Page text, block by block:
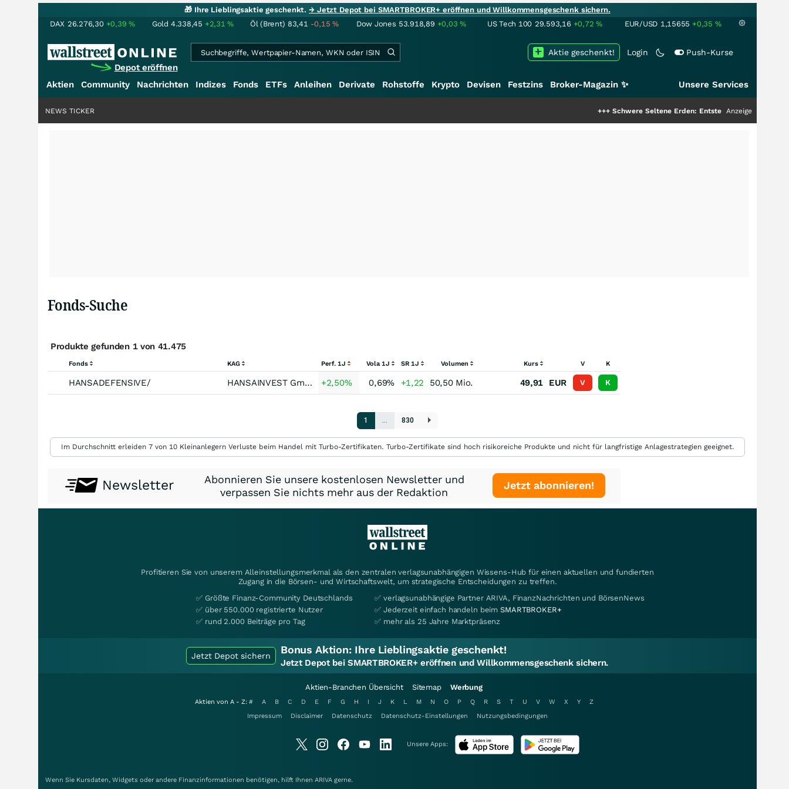
🎁 Ihre Lieblingsaktie geschenkt.→ Jetzt Depot bei SMARTBROKER+ eröffnen und Willkommensgeschenk sichern.
DAX 26.276,30 +0,39% Gold 4.338,45 +2,31% Öl (Brent) 83,41 -0,15% Dow Jones 53.918,89 +0,03% US Tech 100 29.593,16 +0,72% EUR/USD 1,15655 +0,35 %
Depot eröffnen
Login Push-Kurse
Aktie geschenkt!
Aktien Community Nachrichten Indizes Fonds ETFs Anleihen Derivate Rohstoffe Krypto Devisen Festzins Broker-Magazin ✨ Unsere Services
+++Schwere Seltene Erden: Entsteht hier die nächste
Anzeige
NEWS TICKER
Fonds-Suche
Produkte gefunden 1 von 41.475
Fonds KAG Perf. 1J Vola 1J SR 1J Volumen Kurs V K
HANSADEFENSIVE/ HANSAINVEST GmbH +2,50% 0,69% +1,22 50,50 Mio. 49,91 EUR V K
1
… 830
Im Durchschnitt erleiden 7 von 10 Kleinanlegern Verluste beim Handel mit Turbo-Zertifikaten. Turbo-Zertifikate sind hoch risikoreiche Produkte und nicht für langfristige Anlagestrategien geeignet.
Newsletter
Abonnieren Sie unsere kostenlosen Newsletter und
verpassen Sie nichts mehr aus der Redaktion
Jetzt abonnieren!
Profitieren Sie von unserem Alleinstellungsmerkmal als den zentralen verlagsunabhängigen Wissens-Hub für einen aktuellen und fundierten
Zugang in die Börsen- und Wirtschaftswelt, um strategische Entscheidungen zu treffen.
✅ Größte Finanz-Community Deutschlands
✅ über 550.000 registrierte Nutzer
✅ rund 2.000 Beiträge pro Tag
✅ verlagsunabhängige Partner ARIVA, FinanzNachrichten und BörsenNews
✅ Jederzeit einfach handeln beimSMARTBROKER+
✅ mehr als 25 Jahre Marktpräsenz
Jetzt Depot sichern Bonus Aktion: Ihre Lieblingsaktie geschenkt!
Jetzt Depot bei SMARTBROKER+ eröffnen und Willkommensgeschenk sichern.
Aktien-Branchen Übersicht Sitemap Werbung
Aktien von A - Z: # A B C D E F G H I J K L M N O P Q R S T U V W X Y
Z
Impressum
Disclaimer Datenschutz Datenschutz-Einstellungen Nutzungsbedingungen
Unsere Apps:
Wenn Sie Kursdaten, Widgets oder andere Finanzinformationen benötigen, hilft Ihnen ARIVA gerne.